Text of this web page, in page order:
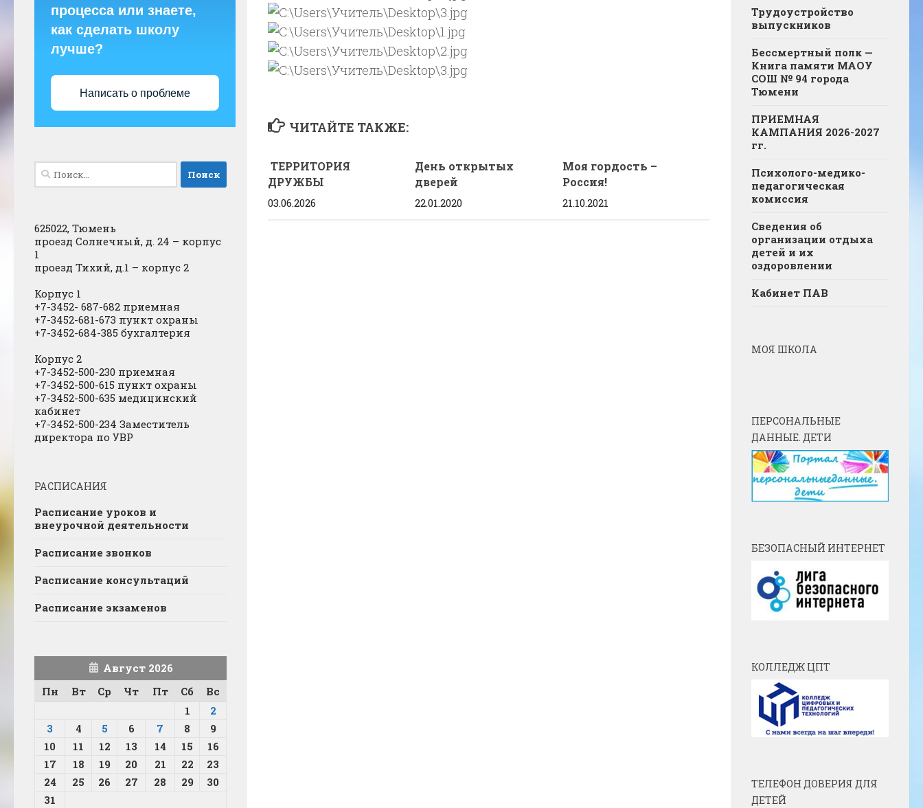
ЧИТАЙТЕ ТАКЖЕ:
ТЕРРИТОРИЯ
ДРУЖБЫ
03.06.2026
День открытых
дверей
22.01.2020
Моя гордость –
Россия!
21.10.2021
процесса или знаете,
как сделать школу
лучше?
Написать о проблеме
Найти:
625022, Тюмень
проезд Солнечный, д. 24 – корпус
1
проезд Тихий, д.1 – корпус 2
Корпус 1
+7-3452- 687-682 приемная
+7-3452-681-673 пункт охраны
+7-3452-684-385 бухгалтерия
Корпус 2
+7-3452-500-230 приемная
+7-3452-500-615 пункт охраны
+7-3452-500-635 медицинский
кабинет
+7-3452-500-234 Заместитель
директора по УВР
РАСПИСАНИЯ
Расписание уроков и
внеурочной деятельности
Расписание звонков
Расписание консультаций
Расписание экзаменов
Август 2026
Пн
Вт Ср Чт Пт Сб
Вс
1
2
3
4 5 6 7 8
9
10
11 12 13 14 15
16
17
18 19 20 21 22
23
24
25 26 27 28 29
30
31
Трудоустройство
выпускников
Бессмертный полк —
Книга памяти МАОУ
СОШ № 94 города
Тюмени
ПРИЕМНАЯ
КАМПАНИЯ 2026-2027
гг.
Психолого-медико-
педагогическая
комиссия
Сведения об
организации отдыха
детей и их
оздоровлении
Кабинет ПАВ
МОЯ ШКОЛА
ПЕРСОНАЛЬНЫЕ
ДАННЫЕ. ДЕТИ
БЕЗОПАСНЫЙ ИНТЕРНЕТ
КОЛЛЕДЖ ЦПТ
ТЕЛЕФОН ДОВЕРИЯ ДЛЯ
ДЕТЕЙ